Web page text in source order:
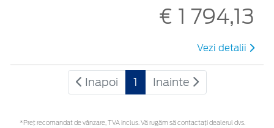
€ 1 794,13
Vezi detalii
Inapoi 1 Inainte
*Preţ recomandat de vânzare, TVA inclus. Vă rugăm să contactaţi dealerul dvs.